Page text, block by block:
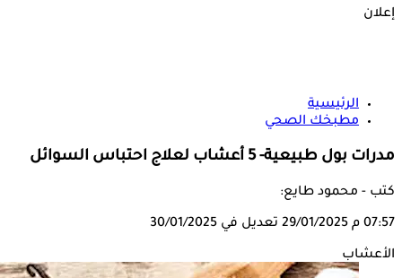
إعلان
الرئيسية
مطبخك الصحي
مدرات بول طبيعية- 5 أعشاب لعلاج احتباس السوائل
كتب - محمود طايع:
07:57 م 29/01/2025 تعديل في 30/01/2025
الأعشاب